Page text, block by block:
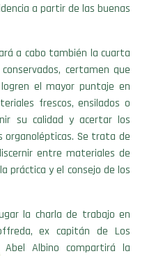
a partir de las buenas
a cabo también la cuarta
certamen que
el mayor puntaje en
frescos, ensilados o
su calidad y acertar los
organolépticas. Se trata de
entre materiales de
práctica y el consejo de los
la charla de trabajo en
ex capitán de Los
Albino compartirá la